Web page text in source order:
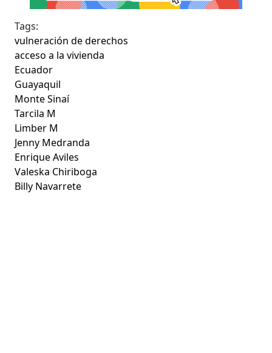
Tags:
vulneración de derechos
acceso a la vivienda
Ecuador
Guayaquil
Monte Sinaí
Tarcila M
Limber M
Jenny Medranda
Enrique Aviles
Valeska Chiriboga
Billy Navarrete